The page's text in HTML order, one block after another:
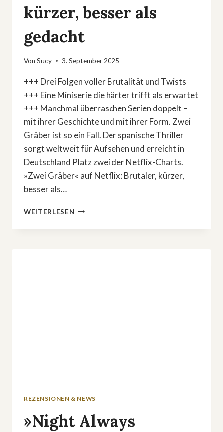
kürzer, besser als
gedacht
Von Sucy 3. September 2025
+++ Drei Folgen voller Brutalität und Twists
+++ Eine Miniserie die härter trifft als erwartet
+++ Manchmal überraschen Serien doppelt –
mit ihrer Geschichte und mit ihrer Form. Zwei
Gräber ist so ein Fall. Der spanische Thriller
sorgt weltweit für Aufsehen und erreicht in
Deutschland Platz zwei der Netflix-Charts.
»Zwei Gräber« auf Netflix: Brutaler, kürzer,
besser als…
WEITERLESEN »ZWEI
AUF
REZENSIONEN & NEWS
»Night Always